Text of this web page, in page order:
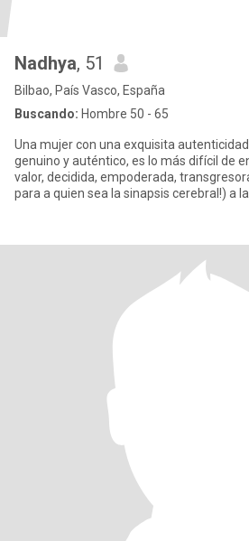
Nadhya, 51
Bilbao, País Vasco, España
Buscando: Hombre 50 - 65
Una mujer con una exquisita
genuino y auténtico, es lo más difícil de
valor, decidida, empoderada,
para a quien sea la sinapsis cerebral!) a